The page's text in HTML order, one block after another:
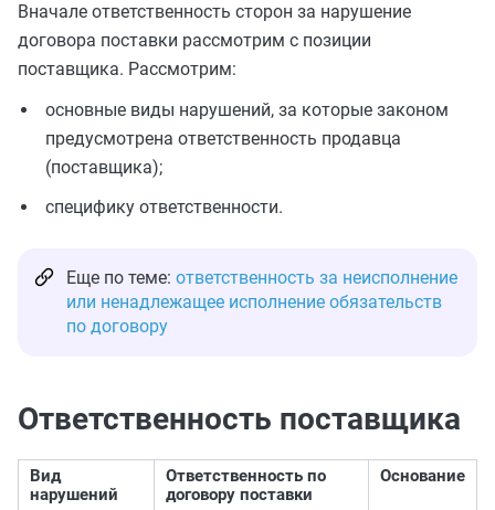
Вначале ответственность сторон за нарушение
договора поставки рассмотрим с позиции
поставщика. Рассмотрим:
основные виды нарушений, за которые законом
предусмотрена ответственность продавца
(поставщика);
специфику ответственности.
Еще по теме: ответственность за неисполнение
или ненадлежащее исполнение обязательств
по договору
Ответственность поставщика
Вид
нарушений
Ответственность по
договору поставки
Основание